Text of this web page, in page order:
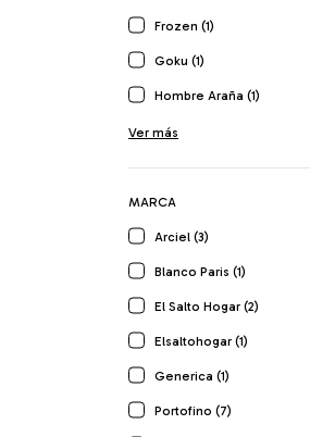
Frozen (1)
Goku (1)
Hombre Araña (1)
Ver más
MARCA
Arciel (3)
Blanco Paris (1)
El Salto Hogar (2)
Elsaltohogar (1)
Generica (1)
Portofino (7)